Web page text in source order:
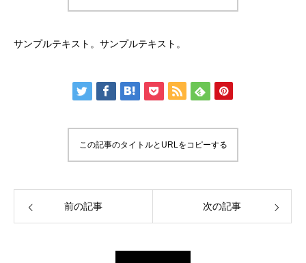
サンプルテキスト。サンプルテキスト。
この記事のタイトルとURLをコピーする
前の記事 次の記事